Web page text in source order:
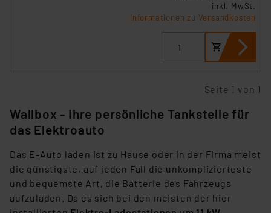
inkl. MwSt.
Informationen zu Versandkosten
Seite 1 von 1
Wallbox - Ihre persönliche Tankstelle für
das Elektroauto
Das E-Auto laden ist zu Hause oder in der Firma meist
die günstigste, auf jeden Fall die unkomplizierteste
und bequemste Art, die Batterie des Fahrzeugs
aufzuladen. Da es sich bei den meisten der hier